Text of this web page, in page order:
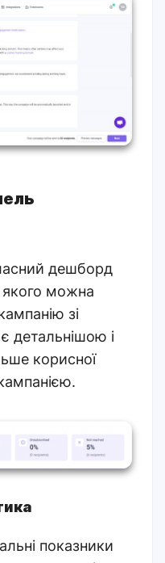
дешборд
якого можна
зі
детальнішою і
корисної
показники